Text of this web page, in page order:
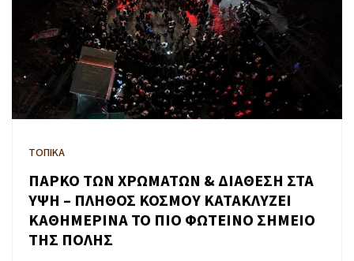
ΤΟΠΙΚΑ
ΠΑΡΚΟ ΤΩΝ ΧΡΩΜΑΤΩΝ & ΔΙΑΘΕΣΗ ΣΤΑ
ΥΨΗ – ΠΛΗΘΟΣ ΚΟΣΜΟΥ ΚΑΤΑΚΛΥΖΕΙ
ΚΑΘΗΜΕΡΙΝΑ ΤΟ ΠΙΟ ΦΩΤΕΙΝΟ ΣΗΜΕΙΟ
ΤΗΣ ΠΟΛΗΣ